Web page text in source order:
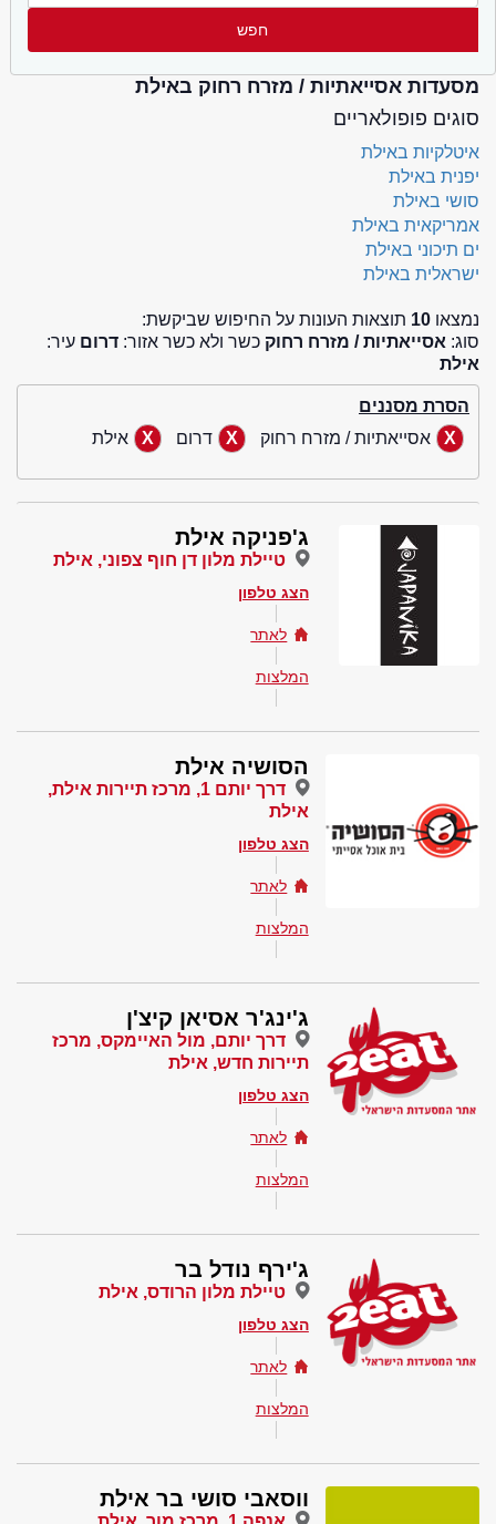
מסעדות אסייאתיות / מזרח רחוק באילת
סוגים פופולאריים
איטלקיות באילת
יפנית באילת
סושי באילת
אמריקאית באילת
ים תיכוני באילת
ישראלית באילת
נמצאו 10 תוצאות העונות על החיפוש שביקשת:
סוג: אסייאתיות / מזרח רחוק כשר ולא כשר אזור: דרום עיר:
אילת
הסרת מסננים
אסייאתיות / מזרח רחוק
דרום אילת
ג'פניקה אילת
טיילת מלון דן חוף צפוני, אילת
הצג טלפון
לאתר
המלצות
הסושיה אילת
דרך יותם 1, מרכז תיירות אילת,
אילת
הצג טלפון
לאתר
המלצות
ג'ינג'ר אסיאן קיצ'ן
דרך יותם, מול האיימקס, מרכז
תיירות חדש, אילת
הצג טלפון
לאתר
המלצות
ג'ירף נודל בר
טיילת מלון הרודס, אילת
הצג טלפון
לאתר
המלצות
ווסאבי סושי בר אילת